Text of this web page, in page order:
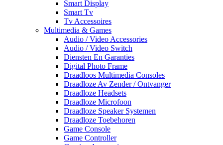
Smart Display
Smart Tv
Tv Accessoires
Multimedia & Games
Audio / Video Accessories
Audio / Video Switch
Diensten En Garanties
Digital Photo Frame
Draadloos Multimedia Consoles
Draadloze Av Zender / Ontvanger
Draadloze Headsets
Draadloze Microfoon
Draadloze Speaker Systemen
Draadloze Toebehoren
Game Console
Game Controller